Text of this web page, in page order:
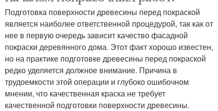
Подготовка поверхности древесины перед покраской
является наиболее ответственной процедурой, так как от
нее в первую очередь зависит качество фасадной
покраски деревянного дома. Этот факт хорошо известен,
но на практике подготовке древесины перед покраской
редко уделяется должное внимание. Причина в
трудоемкости этой операции и глубоко ошибочном
мнении, что качественная краска не требует
качественной подготовки поверхности древесины.